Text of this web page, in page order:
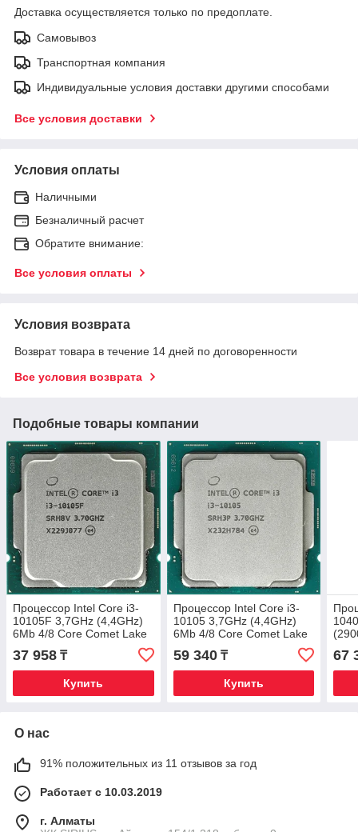
Доставка осуществляется только по предоплате.
Самовывоз
Транспортная компания
Индивидуальные условия доставки другими способами
Все условия доставки
Условия оплаты
Наличными
Безналичный расчет
Обратите внимание:
Все условия оплаты
Условия возврата
Возврат товара в течение 14 дней по договоренности
Все условия возврата
Подобные товары компании
Процессор Intel Core i3-
10105F 3,7GHz (4,4GHz)
6Mb 4/8 Core Comet Lake
65W FCLGA1200 Tray
37 958 ₸
Купить
Процессор Intel Core i3-
10105 3,7GHz (4,4GHz)
6Mb 4/8 Core Comet Lake
UHD 630 65W FCLGA1200
Tray
59 340₸
Купить
67
О нас
91% положительных из 11 отзывов за год
Работает с 10.03.2019
г. Алматы